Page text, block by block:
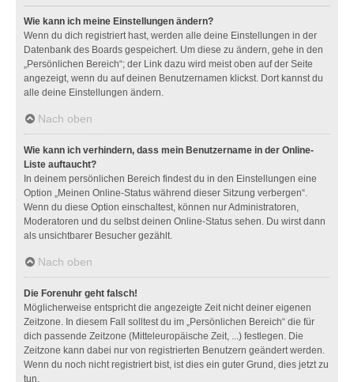
Wie kann ich meine Einstellungen ändern?
Wenn du dich registriert hast, werden alle deine Einstellungen in der
Datenbank des Boards gespeichert. Um diese zu ändern, gehe in den
„Persönlichen Bereich“; der Link dazu wird meist oben auf der Seite
angezeigt, wenn du auf deinen Benutzernamen klickst. Dort kannst du
alle deine Einstellungen ändern.
Nach oben
Wie kann ich verhindern, dass mein Benutzername in der Online-
Liste auftaucht?
In deinem persönlichen Bereich findest du in den Einstellungen eine
Option „Meinen Online-Status während dieser Sitzung verbergen“.
Wenn du diese Option einschaltest, können nur Administratoren,
Moderatoren und du selbst deinen Online-Status sehen. Du wirst dann
als unsichtbarer Besucher gezählt.
Nach oben
Die Forenuhr geht falsch!
Möglicherweise entspricht die angezeigte Zeit nicht deiner eigenen
Zeitzone. In diesem Fall solltest du im „Persönlichen Bereich“ die für
dich passende Zeitzone (Mitteleuropäische Zeit, ...) festlegen. Die
Zeitzone kann dabei nur von registrierten Benutzern geändert werden.
Wenn du noch nicht registriert bist, ist dies ein guter Grund, dies jetzt zu
tun.